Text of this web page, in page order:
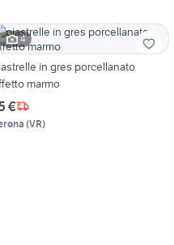
4
in gres porcellanato
marmo
€
(VR)